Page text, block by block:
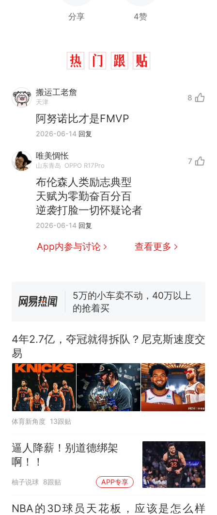
分享 4赞
搬运工老詹
天津 8
阿努诺比才是FMVP
2026-06-14 回复
唯美惆怅
山东青岛 OPPO R17Pro 7
布伦森人类励志典型
天赋为零勤奋百分百
逆袭打脸一切怀疑论者
2026-06-14 回复
App内参与讨论 查看更多
热 十多万人报名的考试，成绩
新 全球唯一没有法定首都的国
家，刚改国名，总统就邀请中
国大使骑行绕了几乎整个国境
线一圈，还曾两次到中国寻根
搬家报价570元，搬到楼下交
5060元才肯搬上楼！女子傻眼
了……
视频丨只要一枚命中就能让航
母瘫痪 轰-6J实力有多强？
空调24小时开着反而更省电？
热 十多万人报名的考试，成绩
全部作废，公平么？
4年2.7亿，夺冠就得拆队？尼克斯速度交
易
体育新角度 13跟贴
逼人降薪！别道德绑架
啊！！
柚子说球 8跟贴 APP专享
NBA的3D球员天花板，应该是怎么样